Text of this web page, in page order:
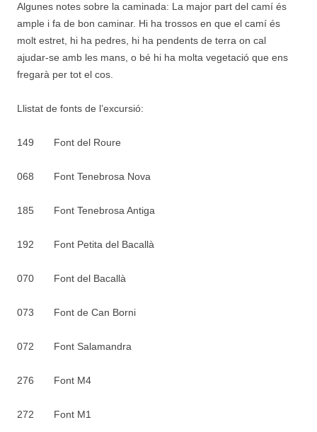
Algunes notes sobre la caminada: La major part del camí és
ample i fa de bon caminar. Hi ha trossos en que el camí és
molt estret, hi ha pedres, hi ha pendents de terra on cal
ajudar-se amb les mans, o bé hi ha molta vegetació que ens
fregarà per tot el cos.
Llistat de fonts de l’excursió:
149 Font del Roure
068 Font Tenebrosa Nova
185 Font Tenebrosa Antiga
192 Font Petita del Bacallà
070 Font del Bacallà
073 Font de Can Borni
072 Font Salamandra
276 Font M4
272 Font M1